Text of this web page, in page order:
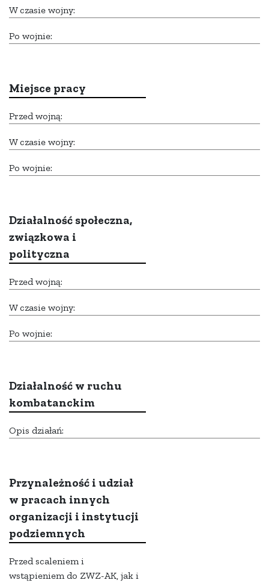
W czasie wojny:
Po wojnie:
Miejsce pracy
Przed wojną:
W czasie wojny:
Po wojnie:
Działalność społeczna,
związkowa i
polityczna
Przed wojną:
W czasie wojny:
Po wojnie:
Działalność w ruchu
kombatanckim
Opis działań:
Przynależność i udział
w pracach innych
organizacji i instytucji
podziemnych
Przed scaleniem i
wstąpieniem do ZWZ-AK, jak i